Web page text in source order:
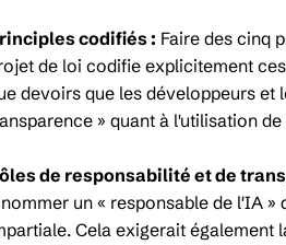
codifiés : Faire des cinq
de loi codifie explicitement
devoirs que les développeurs et
» quant à l'utilisation
de responsabilité et de
un « responsable de l'IA
Cela exigerait également